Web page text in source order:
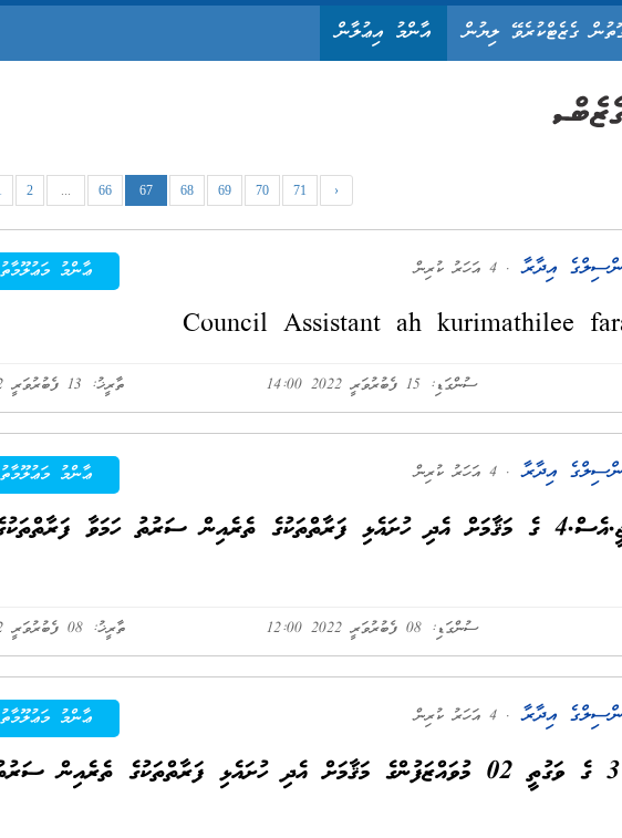
ގެޒެޓްކުރެވޭ ލިޔުން އާންމު އިޢުލާން
2 ... 66 67 68 69 70 71 ›
ޢާންމު މަޢުލޫމާތު އިދާރާ . 4 އަހަރު ކުރިން
Council Assistant ah kurimathilee
ތާރީޚު: 13 ފެބުރުވަރީ 2022 ސުންގަޑި: 15 ފެބުރުވަރީ 2022 14:00
ޢާންމު މަޢުލޫމާތު އިދާރާ . 4 އަހަރު ކުރިން
މިއިދާރާ އަށް ބޭނުންވާ ވަގުތީ ޖީ.އެސް.4 ގެ މަޤާމަށް އެދި ހުށައެޅި ފަރާތްތަކުގެ ތެރެއިން ސަރުތު ހަމަވާ
ތާރީޚު: 08 ފެބުރުވަރީ 2022 ސުންގަޑި: 08 ފެބުރުވަރީ 2022 12:00
ޢާންމު މަޢުލޫމާތު އިދާރާ . 4 އަހަރު ކުރިން
މިއިދާރާއަށް ބޭނުންވާ ޖީ.އެސް. 3 ގެ ވަގުތީ 02 މުވައްޒަފުންގެ މަޤާމަށް އެދި ހުށައެޅި ފަރާތްތަކުގެ ތެރެއިން